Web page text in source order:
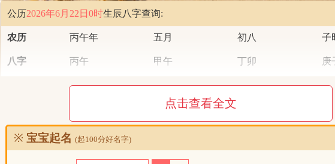
公历2026年6月22日0时生辰八字查询:
农历 丙午年 五月 初八 子
八字 丙午 甲午 丁卯 庚
火火 木火 火木 金
分析
五行统计：2木，4火，0土，1金，1水。五行缺土；日主天干
木；异类为：水金土。同类得分：火4.8，木2，共计6.8分；异
1，土0，共计2分；差值：4.8分；综合旺衰得分：4.8分，八字
点击查看全文
※ 宝宝起名 (起100分好名字)